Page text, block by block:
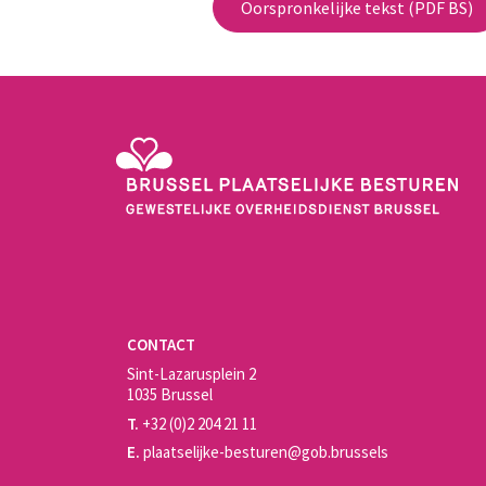
Oorspronkelijke tekst (PDF BS)
CONTACT
Sint-Lazarusplein 2
1035 Brussel
T. +32 (0)2 204 21 11
E. plaatselijke-besturen@gob.brussels